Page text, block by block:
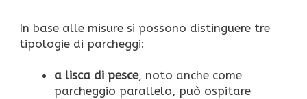
In base alle misure si possono distinguere tre
tipologie di parcheggi:
a lisca di pesce, noto anche come
parcheggio parallelo, può ospitare